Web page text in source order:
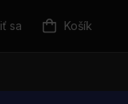
sa Košík